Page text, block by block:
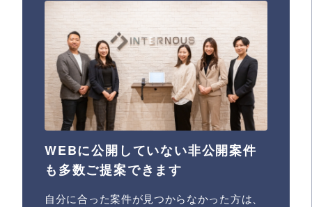
WEBに公開していない非公開案件
も多数ご提案できます
自分に合った案件が見つからなかった方は、